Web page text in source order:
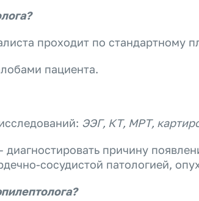
проходит по стандартному
пациента.
ЭЭГ, КТ, МРТ,
диагностировать причину
сосудистой патологией,